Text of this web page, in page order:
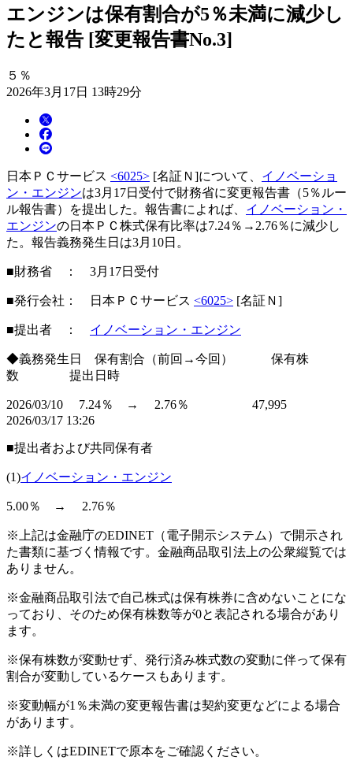
エンジンは保有割合が5％未満に減少し
たと報告 [変更報告書No.3]
５％
2026年3月17日 13時29分
日本ＰＣサービス <6025> [名証Ｎ]について、 イノベーショ
ン・エンジンは3月17日受付で財務省に変更報告書（5％ルー
ル報告書）を提出した。報告書によれば、 イノベーション・
エンジンの日本ＰＣ株式保有比率は7.24％→2.76％に減少し
た。報告義務発生日は3月10日。
■財務省 ： 3月17日受付
■発行会社： 日本ＰＣサービス <6025> [名証Ｎ]
■提出者 ： イノベーション・エンジン
◆義務発生日 保有割合（前回→今回） 保有株
数 提出日時
2026/03/10 7.24％ → 2.76％ 47,995
2026/03/17 13:26
■提出者および共同保有者
(1)イノベーション・エンジン
5.00％ → 2.76％
※上記は金融庁のEDINET（電子開示システム）で開示され
た書類に基づく情報です。金融商品取引法上の公衆縦覧では
ありません。
※金融商品取引法で自己株式は保有株券に含めないことにな
っており、そのため保有株数等が0と表記される場合があり
ます。
※保有株数が変動せず、発行済み株式数の変動に伴って保有
割合が変動しているケースもあります。
※変動幅が1％未満の変更報告書は契約変更などによる場合
があります。
※詳しくはEDINETで原本をご確認ください。